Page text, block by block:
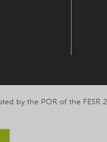
by the POR of the FESR